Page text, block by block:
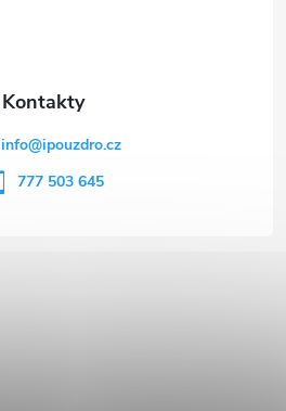
info@ipouzdro.cz
777 503 645